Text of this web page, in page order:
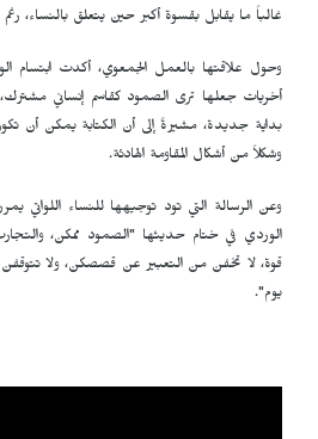
غالباً ما يقابل بقسوة أكبر حين يتعلق بالنساء،
وحول علاقتها بالعمل الجمعوي، أكدت ابتسام
أخريات جعلها ترى الصمود كقاسم إنساني مشترك،
بداية جديدة، مشيرةً إلى أن الكتابة يمكن أن تكون
وشكلاً من أشكال المقاومة الهادئة.
وعن الرسالة التي تود توجيهها للنساء اللواتي
الوردي في ختام حديثها "الصمود ممكن،
قوة، لا تخفن من التعبير عن قصصكن، ولا
يوم".